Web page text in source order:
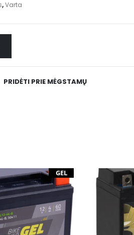
,Varta
PRIDĖTI PRIE MĖGSTAMŲ
GEL